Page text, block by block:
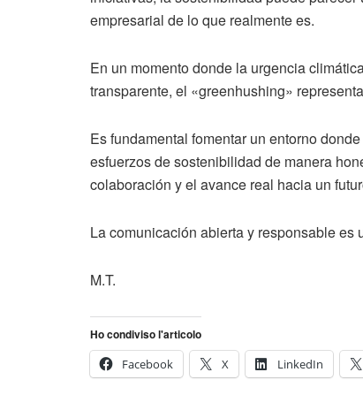
empresarial de lo que realmente es.
En un momento donde la urgencia
transparente, el «greenhushing»
Es fundamental fomentar un entorno
esfuerzos de sostenibilidad de manera
colaboración y el avance real hacia un
La comunicación abierta y responsable
M.T.
Ho condiviso l'articolo
Facebook
X LinkedIn